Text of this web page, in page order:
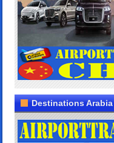
Destinations Arabia